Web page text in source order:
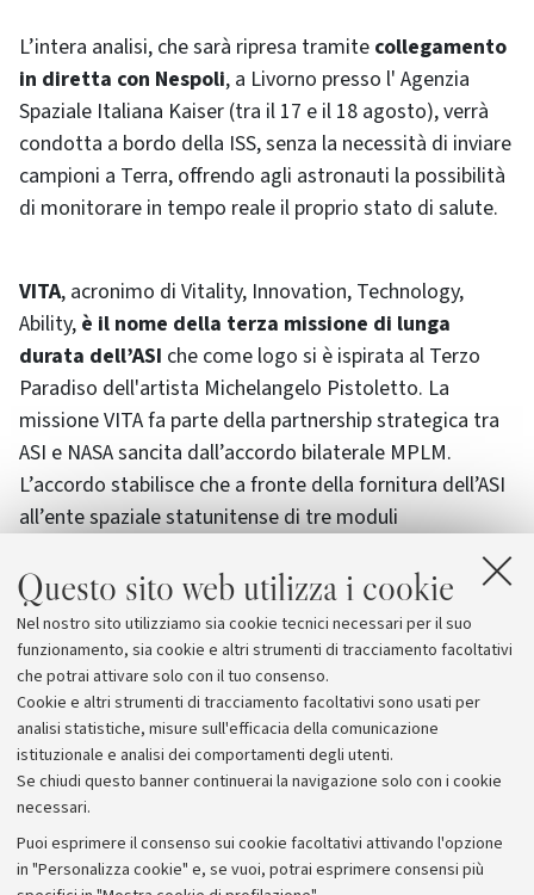
Questo sito web utilizza i cookie
Nel nostro sito utilizziamo sia cookie tecnici necessari per il suo
funzionamento, sia cookie e altri strumenti di tracciamento facoltativi
che potrai attivare solo con il tuo consenso.
Cookie e altri strumenti di tracciamento facoltativi sono usati per
analisi statistiche, misure sull'efficacia della comunicazione
istituzionale e analisi dei comportamenti degli utenti.
Se chiudi questo banner continuerai la navigazione solo con i cookie
necessari.
Puoi esprimere il consenso sui cookie facoltativi attivando l'opzione
in "Personalizza cookie" e, se vuoi, potrai esprimere consensi più
L’intera analisi, che sarà ripresa tramite collegamento
in diretta con Nespoli, a Livorno presso l' Agenzia
Spaziale Italiana Kaiser (tra il 17 e il 18 agosto), verrà
condotta a bordo della ISS, senza la necessità di inviare
campioni a Terra, offrendo agli astronauti la possibilità
di monitorare in tempo reale il proprio stato di salute.
VITA, acronimo di Vitality, Innovation, Technology,
Ability, è il nome della terza missione di lunga
durata dell’ASI che come logo si è ispirata al Terzo
Paradiso dell'artista Michelangelo Pistoletto. La
missione VITA fa parte della partnership strategica tra
ASI e NASA sancita dall’accordo bilaterale MPLM.
L’accordo stabilisce che a fronte della fornitura dell’ASI
all’ente spaziale statunitense di tre moduli
Pressurized Module), uno di questi trasformato in
modulo permanente della ISS, la NASA garantisca
all’Agenzia Spaziale Italiana delle opportunità di volo
sulla Stazione Spaziale Internazionale.
Archivio
Comunicati stampa